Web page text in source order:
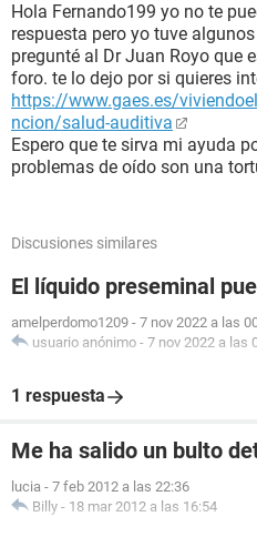
Hola Fernando199 yo no te
respuesta pero yo tuve
pregunté al Dr Juan Royo que
foro. te lo dejo por si quieres
https://www.gaes.es/
ncion/salud-auditiva
Espero que te sirva mi ayuda
problemas de oído son una
Discusiones similares
El líquido preseminal
amelperdomo1209 - 7 nov 2022 a las
usuario anónimo - 7 nov 2022 a las
1 respuesta
Me ha salido un bulto
lucia - 7 feb 2012 a las 22:36
Billy - 18 mar 2012 a las 16:54